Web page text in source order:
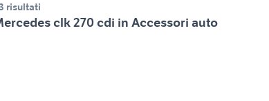
risultati
clk 270 cdi in Accessori auto